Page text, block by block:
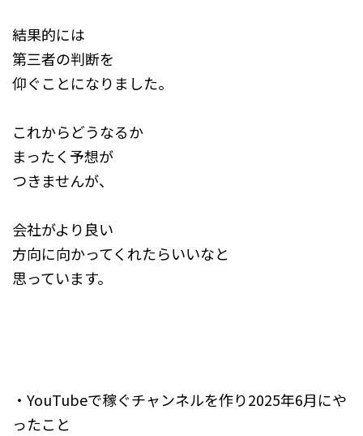
結果的には
第三者の判断を
仰ぐことになりました。
これからどうなるか
まったく予想が
つきませんが、
会社がより良い
方向に向かってくれたらいいなと
思っています。
・YouTubeで稼ぐチャンネルを作り2025年6月にや
ったこと